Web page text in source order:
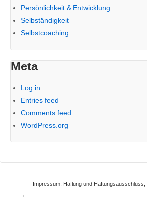
Persönlichkeit & Entwicklung
Selbständigkeit
Selbstcoaching
Meta
Log in
Entries feed
Comments feed
WordPress.org
Impressum, Haftung und Haftungsausschluss,